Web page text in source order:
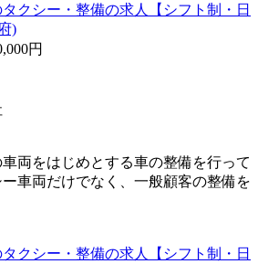
クシー・整備の求人【シフト制・日
)
円
両をはじめとする車の整備を行って
車両だけでなく、一般顧客の整備を
クシー・整備の求人【シフト制・日